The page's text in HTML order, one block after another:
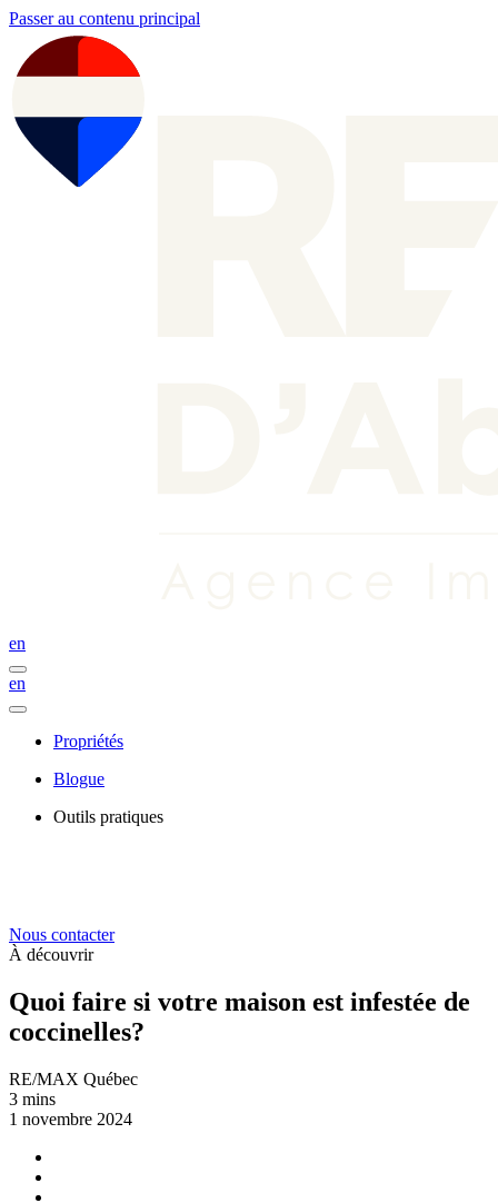
Passer au contenu principal
en
en
Propriétés
Blogue
Outils pratiques
Nous contacter
À découvrir
Quoi faire si votre maison est infestée de
coccinelles?
RE/MAX Québec
3 mins
1 novembre 2024